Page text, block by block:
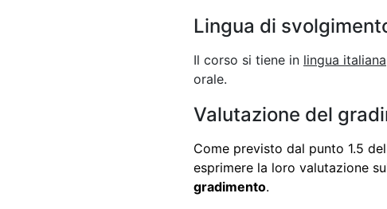
Lingua di
Il corso si tiene in lingua italiana
orale.
Valutazione del
Come previsto dal punto 1.5
esprimere la loro valutazione
gradimento.